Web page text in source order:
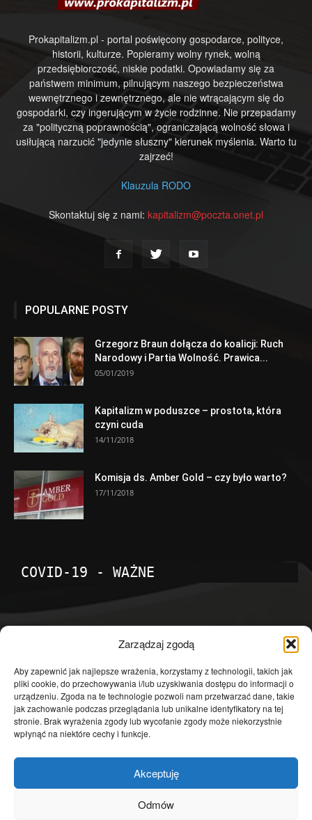
Zarządzaj zgodą
Aby zapewnić jak najlepsze wrażenia, korzystamy z technologii, takich jak
pliki cookie, do przechowywania i/lub uzyskiwania dostępu do informacji o
urządzeniu. Zgoda na te technologie pozwoli nam przetwarzać dane, takie
jak zachowanie podczas przeglądania lub unikalne identyfikatory na tej
stronie. Brak wyrażenia zgody lub wycofanie zgody może niekorzystnie
wpłynąć na niektóre cechy i funkcje.
Akceptuję
Odmów
Prokapitalizm.pl - portal poświęcony gospodarce, polityce,
historii, kulturze. Popieramy wolny rynek, wolną
przedsiębiorczość, niskie podatki. Opowiadamy się za
państwem minimum, pilnującym naszego bezpieczeństwa
wewnętrznego i zewnętrznego, ale nie wtrącającym się do
gospodarki, czy ingerującym w życie rodzinne. Nie przepadamy
za "polityczną poprawnością", ograniczającą wolność słowa i
usiłującą narzucić "jedynie słuszny" kierunek myślenia. Warto tu
zajrzeć!
Klauzula RODO
Skontaktuj się z nami: kapitalizm@poczta.onet.pl
POPULARNE POSTY
Grzegorz Braun dołącza do koalicji: Ruch
Narodowy i Partia Wolność. Prawica...
05/01/2019
Kapitalizm w poduszce – prostota, która
czyni cuda
14/11/2018
Komisja ds. Amber Gold – czy było warto?
17/11/2018
COVID-19 - WAŻNE
Temat dnia
4601
Publicystyka
4363
Polityka
3639
Polska
Społeczeństwo
2823